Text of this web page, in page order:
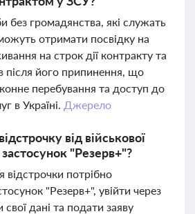
без громадянства, які служать
отримати посвідку на
на строк дії контракту та
після його припинення, що
перебування та доступ до
в Україні. Джерело
від військової
"Резерв+"?
потрібно
"Резерв+", увійти через
дані та подати заяву